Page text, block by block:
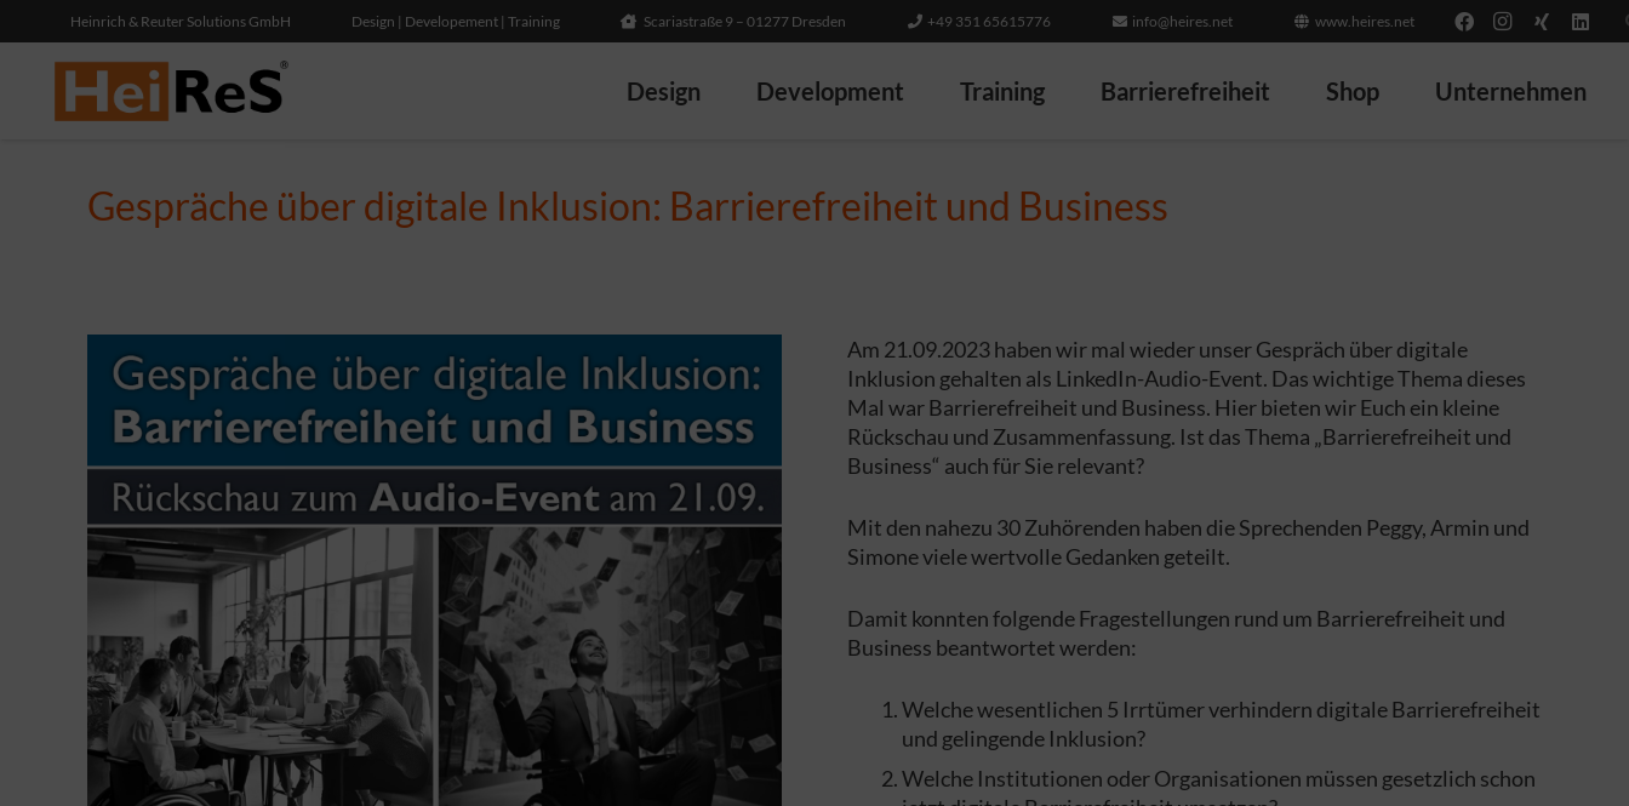
Heinrich & Reuter Solutions GmbH Design | Developement | Training Scariastraße 9 – 01277 Dresden +49 351 65615776 info@heires.net www.heires.net
Design Development Training Barrierefreiheit Shop Unternehmen
Gespräche über digitale Inklusion: Barrierefreiheit und Business
Am 21.09.2023 haben wir mal wieder unser Gespräch über digitale
Inklusion gehalten als LinkedIn-Audio-Event. Das wichtige Thema dieses
Mal war Barrierefreiheit und Business. Hier bieten wir Euch ein kleine
Rückschau und Zusammenfassung. Ist das Thema „Barrierefreiheit und
Business“ auch für Sie relevant?
Mit den nahezu 30 Zuhörenden haben die Sprechenden Peggy, Armin und
Simone viele wertvolle Gedanken geteilt.
Damit konnten folgende Fragestellungen rund um Barrierefreiheit und
Business beantwortet werden:
Welche wesentlichen 5 Irrtümer verhindern digitale Barrierefreiheit
und gelingende Inklusion?
Welche Institutionen oder Organisationen müssen gesetzlich schon